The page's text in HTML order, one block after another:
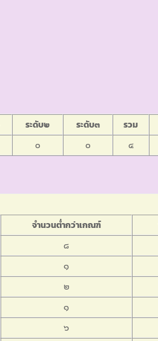
ระดับ๒ ระดับ๓ รวม
๐ ๐ ๔
จำนวนต่ำกว่าเกณฑ์
๘
๑
๒
๑
๖